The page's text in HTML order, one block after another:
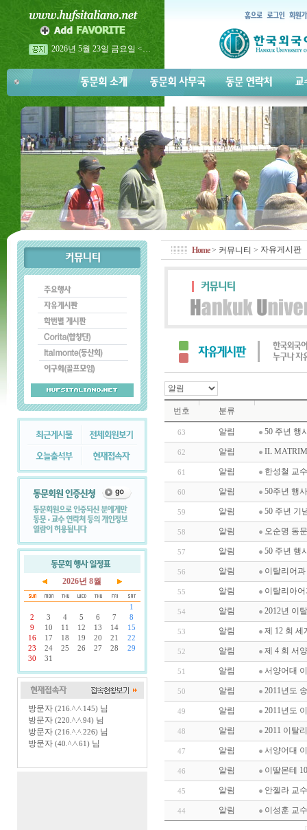
2026년 5월 23일 금요일 <…
2026년 이탈리아어과 홈…
2026년 이탈리아어과 홈…
2026년 8월
1
2
3 4 5 6 7
8
9
10 11 12 13 14
15
16
17 18 19 20 21
22
23
24 25 26 27 28
29
30
31
방문자 (216.^.^.145) 님
방문자 (220.^.^.94) 님
방문자 (216.^.^.226) 님
방문자 (40.^.^.61) 님
Home> 커뮤니티 > 자유게시판
번호 분류
63 알림 50 주년 행
62 알림 IL
61 알림 한성철 교
60 알림 50주년 행
59 알림 50 주년 기
58 알림 오순명 동
57 알림 50 주년 행
56 알림 이탈리어
55 알림 이탈리아
54 알림 2012년 이
53 알림 제 12 회 세
52 알림 제 4 회 서
51 알림 서양어대
50 알림 2011년도
49 알림 2011년도
48 알림 2011 이탈
47 알림 서양어대
46 알림 이딸몬테
45 알림 안젤라 교
44 알림 이성훈 교